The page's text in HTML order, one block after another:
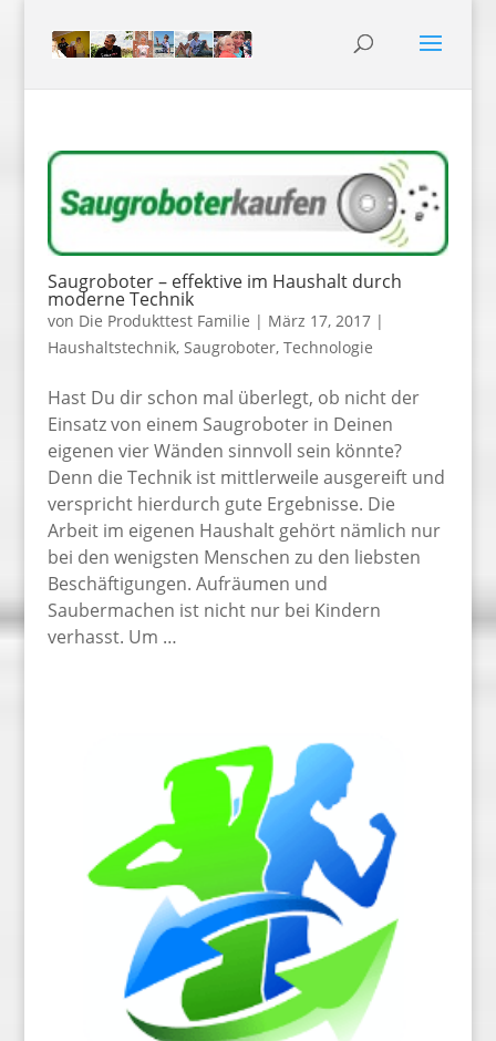
Saugroboter – effektive im Haushalt durch
moderne Technik
von Die Produkttest Familie | März 17, 2017|
Haushaltstechnik, Saugroboter, Technologie
Hast Du dir schon mal überlegt, ob nicht der
Einsatz von einem Saugroboter in Deinen
eigenen vier Wänden sinnvoll sein könnte?
Denn die Technik ist mittlerweile ausgereift und
verspricht hierdurch gute Ergebnisse. Die
Arbeit im eigenen Haushalt gehört nämlich nur
bei den wenigsten Menschen zu den liebsten
Beschäftigungen. Aufräumen und
Saubermachen ist nicht nur bei Kindern
verhasst. Um …